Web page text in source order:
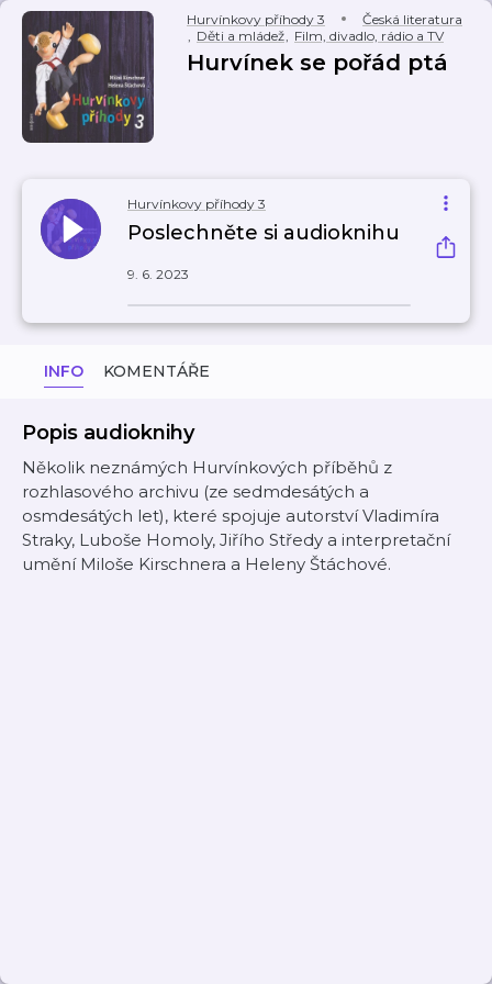
Hurvínkovy příhody 3
Česká literatura
, Děti a mládež, Film, divadlo, rádio a TV
Hurvínek se pořád ptá
Hurvínkovy příhody 3
Poslechněte si audioknihu
9. 6. 2023
INFO KOMENTÁŘE
Popis audioknihy
Několik neznámých Hurvínkových příběhů z
rozhlasového archivu (ze sedmdesátých a
osmdesátých let), které spojuje autorství Vladimíra
Straky, Luboše Homoly, Jiřího Středy a interpretační
umění Miloše Kirschnera a Heleny Štáchové.